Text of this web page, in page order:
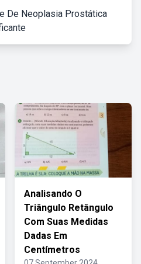
De Neoplasia Prostática
Analisando O
Triângulo Retângulo
Com Suas Medidas
Dadas Em
Centímetros